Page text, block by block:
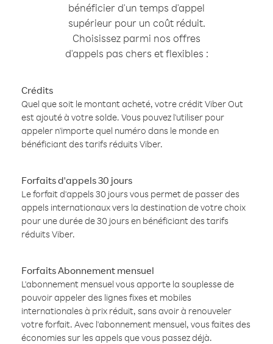
bénéficier d'un temps d'appel
supérieur pour un coût réduit.
Choisissez parmi nos offres
d'appels pas chers et flexibles :
Crédits
Quel que soit le montant acheté, votre crédit Viber Out
est ajouté à votre solde. Vous pouvez l'utiliser pour
appeler n'importe quel numéro dans le monde en
bénéficiant des tarifs réduits Viber.
Forfaits d'appels 30 jours
Le forfait d'appels 30 jours vous permet de passer des
appels internationaux vers la destination de votre choix
pour une durée de 30 jours en bénéficiant des tarifs
réduits Viber.
Forfaits Abonnement mensuel
L'abonnement mensuel vous apporte la souplesse de
pouvoir appeler des lignes fixes et mobiles
internationales à prix réduit, sans avoir à renouveler
votre forfait. Avec l'abonnement mensuel, vous faites des
économies sur les appels que vous passez déjà.